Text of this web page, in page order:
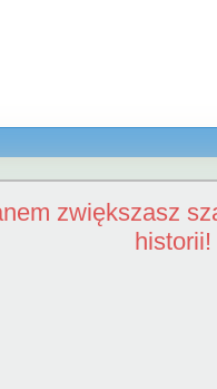
zwiększasz
historii!